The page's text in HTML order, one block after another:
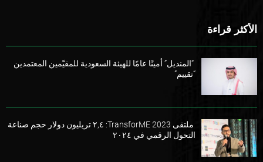
الأكثر قراءة
“المنديل” أمينًا عامًا للهيئة السعودية للمقيّمين المعتمدين
“تقييم”
ملتقى TransforME 2023: ٢,٤ تريليون دولار حجم صناعة
التحول الرقمي في ٢٠٢٤